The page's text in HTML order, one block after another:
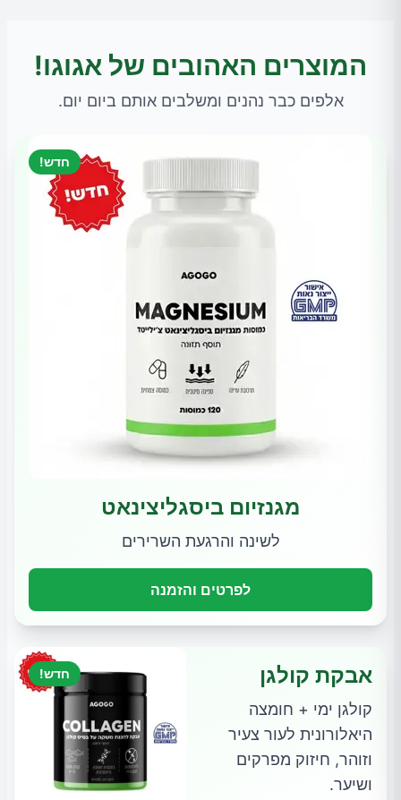
המוצרים האהובים של אגוגו!
אלפים כבר נהנים ומשלבים אותם ביום יום.
חדש!
מגנזיום ביסגליצינאט
לשינה והרגעת השרירים
לפרטים והזמנה
חדש! אבקת קולגן
קולגן ימי + חומצה
היאלורונית לעור צעיר
וזוהר, חיזוק מפרקים
ושיער.